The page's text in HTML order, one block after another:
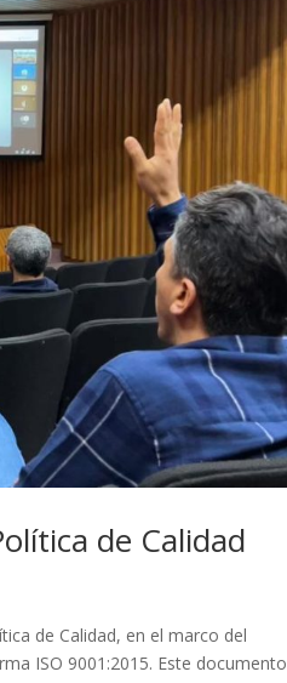
de Calidad
de Calidad, en el marco del
ISO 9001:2015. Este documento